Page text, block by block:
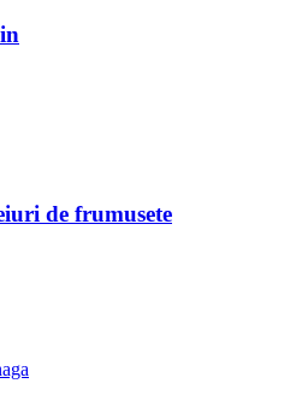
de frumusete